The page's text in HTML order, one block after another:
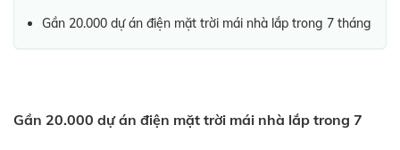
Gần 20.000 dự án điện mặt trời mái nhà lắp trong 7 tháng
Gần 20.000 dự án điện mặt trời mái nhà lắp trong 7